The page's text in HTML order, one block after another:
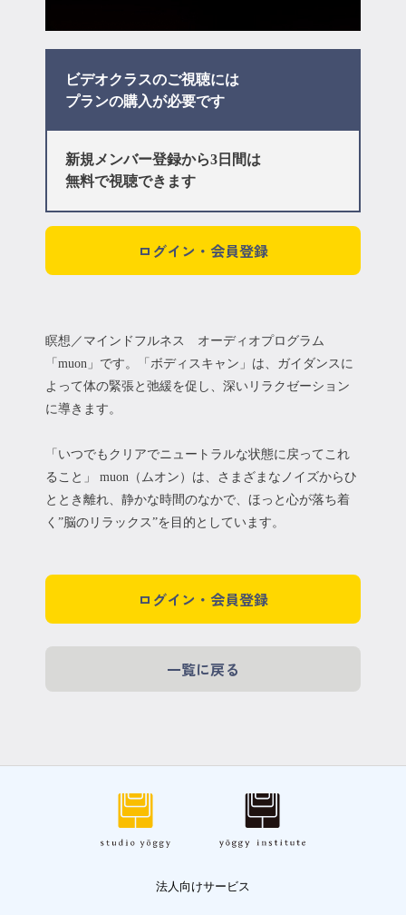
ビデオクラスのご視聴には
プランの購入が必要です
新規メンバー登録から3日間は
無料で視聴できます
ログイン・会員登録
瞑想／マインドフルネス オーディオプログラム
「muon」です。「ボディスキャン」は、ガイダンスに
よって体の緊張と弛緩を促し、深いリラクゼーション
に導きます。
「いつでもクリアでニュートラルな状態に戻ってこれ
ること」 muon（ムオン）は、さまざまなノイズからひ
ととき離れ、静かな時間のなかで、ほっと心が落ち着
く”脳のリラックス”を目的としています。
ログイン・会員登録
一覧に戻る
法人向けサービス